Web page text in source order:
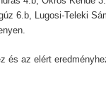
6.b, Lugosi-Teleki
és az elért